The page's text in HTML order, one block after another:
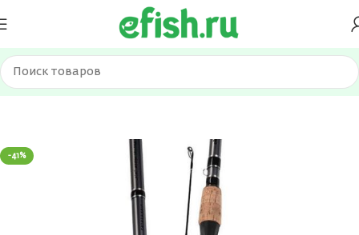
Главная Удилища Спиннинги
-41%